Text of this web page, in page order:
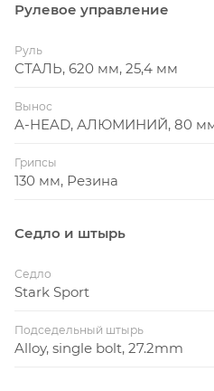
Рулевое управление
Руль
СТАЛЬ, 620 мм, 25,4 мм
Вынос
A-HEAD, АЛЮМИНИЙ, 80
Грипсы
130 мм, Резина
Седло и штырь
Седло
Stark Sport
Подседельный штырь
Alloy, single bolt, 27.2mm